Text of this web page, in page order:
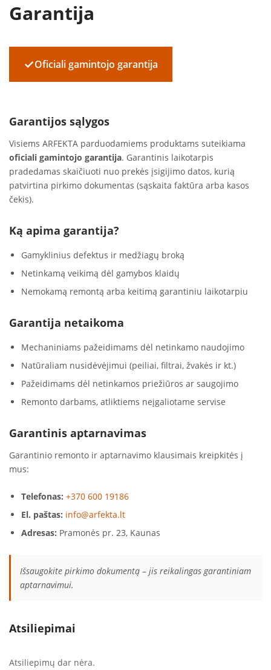
Garantija
✓Oficiali gamintojo garantija
Garantijos sąlygos
Visiems ARFEKTA parduodamiems produktams suteikiama
oficiali gamintojo garantija. Garantinis laikotarpis
pradedamas skaičiuoti nuo prekės įsigijimo datos, kurią
patvirtina pirkimo dokumentas (sąskaita faktūra arba kasos
čekis).
Ką apima garantija?
Gamyklinius defektus ir medžiagų broką
Netinkamą veikimą dėl gamybos klaidų
Nemokamą remontą arba keitimą garantiniu laikotarpiu
Garantija netaikoma
Mechaniniams pažeidimams dėl netinkamo naudojimo
Natūraliam nusidėvėjimui (peiliai, filtrai, žvakės ir kt.)
Pažeidimams dėl netinkamos priežiūros ar saugojimo
Remonto darbams, atliktiems neįgaliotame servise
Garantinis aptarnavimas
Garantinio remonto ir aptarnavimo klausimais kreipkitės į
mus:
Telefonas: +370 600 19186
El. paštas: info@arfekta.lt
Adresas: Pramonės pr. 23, Kaunas
Išsaugokite pirkimo dokumentą – jis reikalingas garantiniam
aptarnavimui.
Atsiliepimai
Atsiliepimų dar nėra.